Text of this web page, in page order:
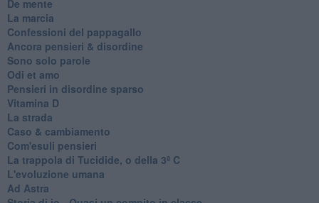
De mente
La marcia
Confessioni del pappagallo
Ancora pensieri & disordine
Sono solo parole
Odi et amo
Pensieri in disordine sparso
Vitamina D
La strada
Caso & cambiamento
Com'esuli pensieri
La trappola di Tucidide, o della 3ª C
L'evoluzione umana
Ad Astra